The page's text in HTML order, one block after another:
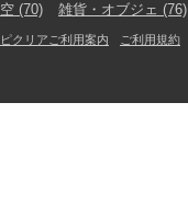
空 (70) 雑貨・オブジェ (76)
ピクリアご利用案内 ご利用規約